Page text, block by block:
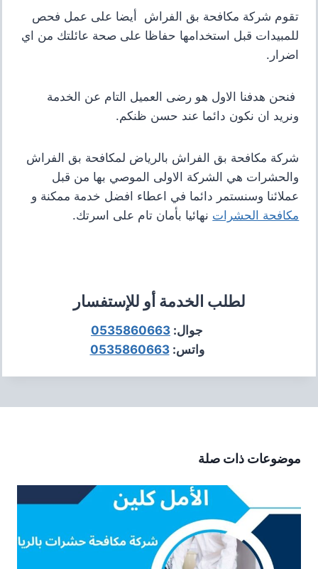
تقوم شركة مكافحة بق الفراش أيضا على عمل فحص
للمبيدات قبل استخدامها حفاظا على صحة عائلتك من اي
اضرار.
فنحن هدفنا الاول هو رضى العميل التام عن الخدمة
ونريد ان نكون دائما عند حسن ظنكم.
شركة مكافحة بق الفراش بالرياض لمكافحة بق الفراش
والحشرات هي الشركة الاولى الموصي بها من قبل
عملائنا وسنستمر دائما في اعطاء افضل خدمة ممكنة و
مكافحة الحشرات نهائيا بأمان تام على اسرتك.
لطلب الخدمة أو للإستفسار
جوال: 0535860663
واتس:0535860663
موضوعات ذات صلة